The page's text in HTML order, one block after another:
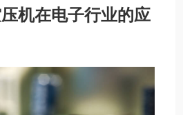
机在电子行业的应